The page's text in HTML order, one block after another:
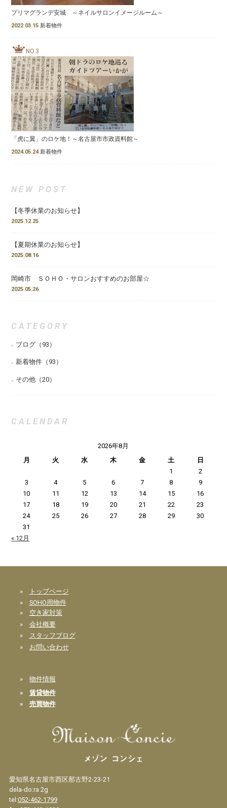
プリマグランデ安城 ～ネイルサロンイメージルーム～
2022.03.15 新着物件
NO.3
「虎に翼」のロケ地！～名古屋市市政資料館～
2024.05.24 新着物件
NEW POST
【冬季休業のお知らせ】
2025.12.25
【夏期休業のお知らせ】
2025.08.16
岡崎市 ＳＯＨＯ・サロンおすすめのお部屋☆
2025.05.26
CATEGORY
ブログ （93）
新着物件 （93）
その他 （20）
CALENDAR
2026年8月
月
火 水 木 金 土
日
1
2
3
4 5 6 7 8
9
10
11 12 13 14 15
16
17
18 19 20 21 22
23
24
25 26 27 28 29
30
31
« 12月
»
トップページ
» SOHO用物件
» 空き家対策
» 会社概要
» スタッフブログ
» お問い合わせ
» 物件情報
» 賃貸物件
» 売買物件
愛知県名古屋市西区那古野2-23-21
dela-do:ra 2g
tel:052-462-1799